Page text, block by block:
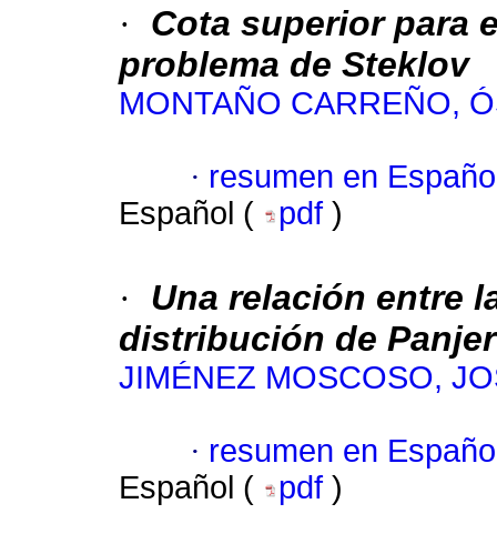
·
Cota superior para
problema de Steklov
MONTAÑO CARREÑO,
· resumen en
Español (
pdf )
·
Una relación entre
distribución de Panjer
JIMÉNEZ MOSCOSO,
· resumen en
Español (
pdf )